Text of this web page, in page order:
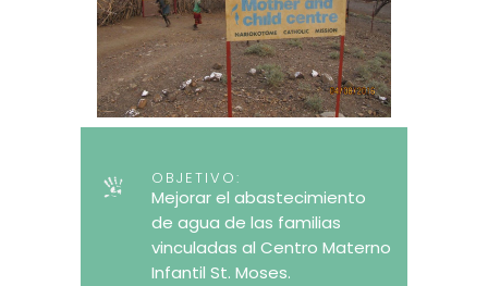
OBJETIVO:
Mejorar el abastecimiento
de agua de las familias
vinculadas al Centro Materno
Infantil St. Moses.